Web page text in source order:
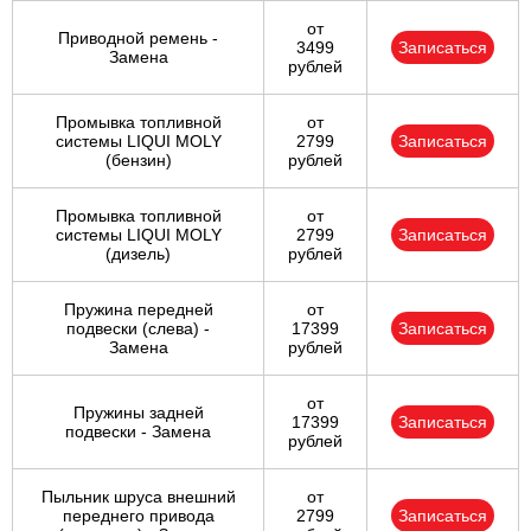
Приводной ремень -
Замена
от
3499
рублей
Записаться
Промывка топливной
системы LIQUI MOLY
(бензин)
от
2799
рублей
Записаться
Промывка топливной
системы LIQUI MOLY
(дизель)
от
2799
рублей
Записаться
Пружина передней
подвески (слева) -
Замена
от
17399
рублей
Записаться
Пружины задней
подвески - Замена
от
17399
рублей
Записаться
Пыльник шруса внешний
переднего привода
от
2799
Записаться